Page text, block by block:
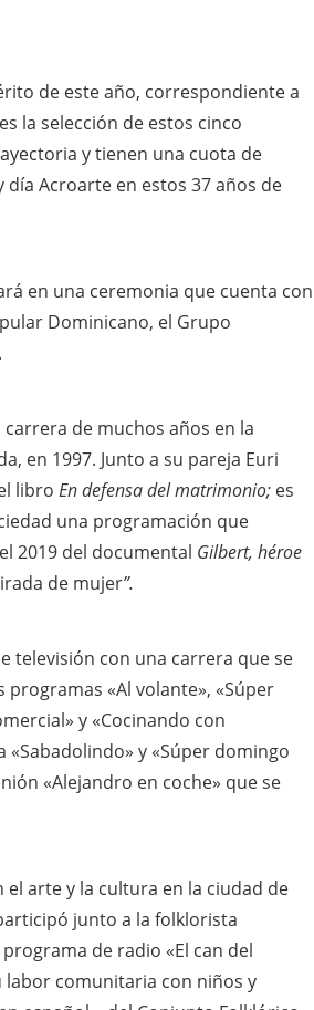
de este año, correspondiente a
la selección de estos cinco
y tienen una cuota de
Acroarte en estos 37 años de
en una ceremonia que cuenta con
Dominicano, el Grupo
de muchos años en la
en 1997. Junto a su pareja Euri
libro En defensa del matrimonio; es
una programación que
2019 del documental Gilbert, héroe
de mujer”.
televisión con una carrera que se
«Al volante», «Súper
y «Cocinando con
y «Súper domingo
«Alejandro en coche» que se
arte y la cultura en la ciudad de
junto a la folklorista
de radio «El can del
labor comunitaria con niños y